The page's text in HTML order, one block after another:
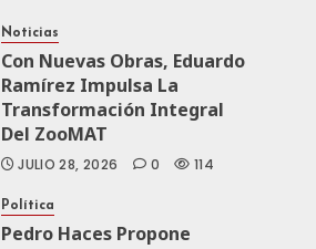
Noticias
Con Nuevas Obras, Eduardo
Ramírez Impulsa La
Transformación Integral
Del ZooMAT
JULIO 28, 2026 0 114
Política
Pedro Haces Propone